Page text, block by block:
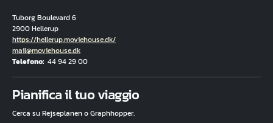
Tuborg Boulevard 6
2900 Hellerup
Hjemmeside
https://hellerup.moviehouse.dk/
E-mail
mail@moviehouse.dk
Telefono 44 94 29 00
Pianifica il tuo viaggio
Cerca su Rejseplanen o Graphhopper.